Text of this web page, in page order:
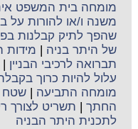
מומחה בית המשפט
משנה ו/או להורות על
שהפך לתיק קבלנות
של היתר בניה
מידות
תברואה לרכיבי הבניין
עלול להיות כרוך
מומחה התביעה |שטח
החתך
תשריט לצורך
לתכנית היתר הבניה